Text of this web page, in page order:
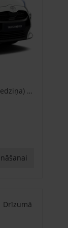
Active Plus 1.5 Hybrid 115 e-CVT (Priekšējā piedziņa) (68 kW)
Drīzumā